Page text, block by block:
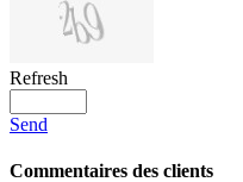
Refresh
Send
Commentaires des clients